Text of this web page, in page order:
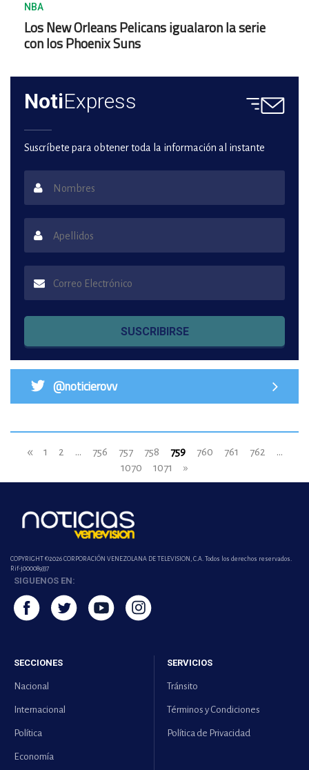
NBA
Los New Orleans Pelicans igualaron la serie
con los Phoenix Suns
NotiExpress
Suscríbete para obtener toda la información al instante
SUSCRIBIRSE
@noticierovv
« 1 2 ... 756 757 758 759 760 761 762
...
1070
1071 »
COPYRIGHT ©2026 CORPORACIÓN VENEZOLANA DE TELEVISION, C.A. Todos los derechos reservados.
Rif-j000089337
SIGUENOS EN:
SECCIONES
Nacional
Internacional
Política
Economía
SERVICIOS
Tránsito
Términos y Condiciones
Política de Privacidad